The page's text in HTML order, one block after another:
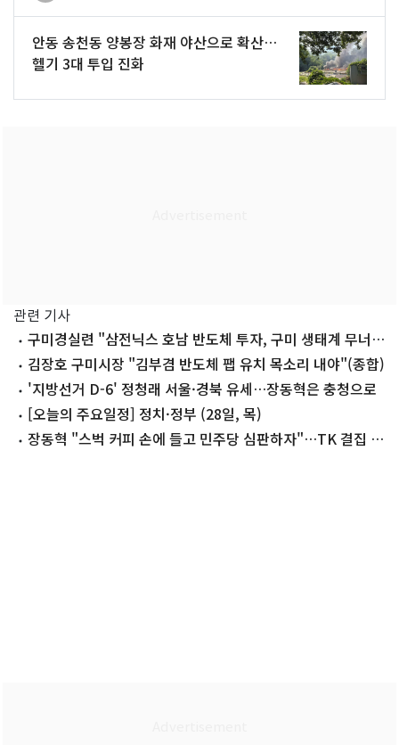
안동 송천동 양봉장 화재 야산으로 확산…
헬기 3대 투입 진화
관련 기사
구미경실련 "삼전닉스 호남 반도체 투자, 구미 생태계 무너질
것"김장호 구미시장 "김부겸 반도체 팹 유치 목소리 내야"(종합)
'지방선거 D-6' 정청래 서울·경북 유세…장동혁은 충청으로
[오늘의 주요일정] 정치·정부 (28일, 목)
장동혁 "스벅 커피 손에 들고 민주당 심판하자"…TK 결집 호